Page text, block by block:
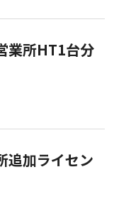
業所HT1台分
追加ライセン